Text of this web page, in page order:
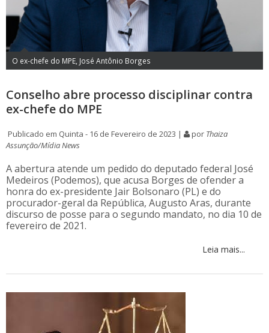
O ex-chefe do MPE, José Antônio Borges
Conselho abre processo disciplinar contra
ex-chefe do MPE
Publicado em Quinta - 16 de Fevereiro de 2023 | por Thaiza
Assunção/Mídia News
A abertura atende um pedido do deputado federal José
Medeiros (Podemos), que acusa Borges de ofender a
honra do ex-presidente Jair Bolsonaro (PL) e do
procurador-geral da República, Augusto Aras, durante
discurso de posse para o segundo mandato, no dia 10 de
fevereiro de 2021.
Leia mais...